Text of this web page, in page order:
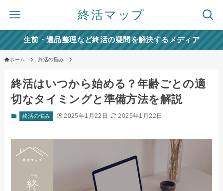
終活マップ
生前・遺品整理など終活の疑問を解決するメディア
ホーム 終活の悩み
終活はいつから始める？年齢ごとの適
切なタイミングと準備方法を解説
終活の悩み 2025年1月22日 2025年1月22日